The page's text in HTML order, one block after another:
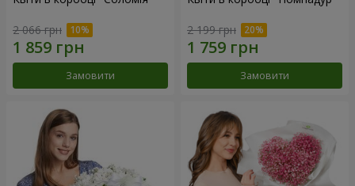
2 066 грн
Замовити
2 199 грн
Замовити